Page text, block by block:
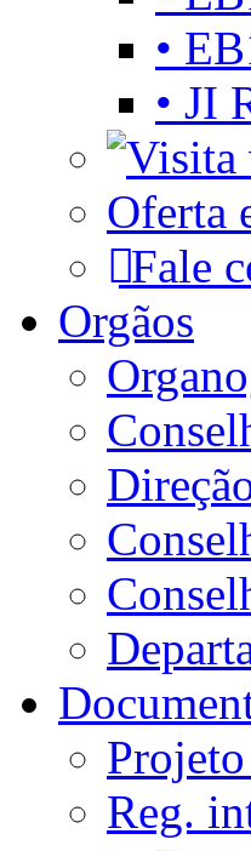
•
• JI
Oferta
Fale
Orgãos
Reg.